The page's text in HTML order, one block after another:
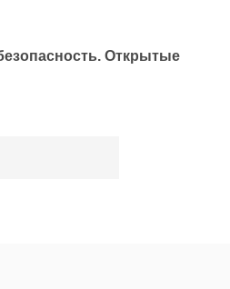
Открытые